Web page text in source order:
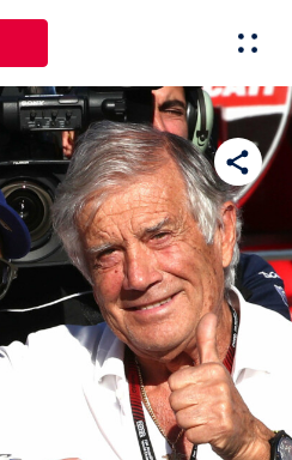
Erlebnisse Seiten
Alle anzeigen